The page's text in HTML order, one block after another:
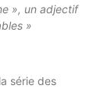
», un adjectif
»
série des